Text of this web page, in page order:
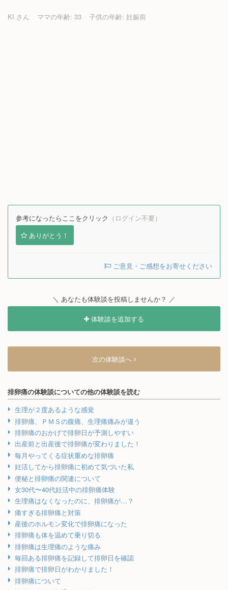
KI さん ママの年齢: 33 子供の年齢: 妊娠前
参考になったらここをクリック （ログイン不要）
ありがとう！
ご意見・ご感想をお寄せください
＼ あなたも体験談を投稿しませんか？ ／
体験談を追加する
次の体験談へ
排卵痛の体験談についての他の体験談を読む
生理が２度あるような感覚
排卵痛、ＰＭＳの腹痛、生理痛痛みが違う
排卵痛のおかげで排卵日が予測しやすい
出産前と出産後で排卵痛が変わりました！
毎月やってくる症状重めな排卵痛
妊活してから排卵痛に初めて気づいた私
便秘と排卵痛の関連について
女30代〜40代妊活中の排卵痛体験
生理痛はなくなったのに、排卵痛が…？
痛すぎる排卵痛と対策
産後のホルモン変化で排卵痛になった
排卵痛も体を温めて乗り切る
排卵痛は生理痛のような痛み
毎回ある排卵痛を記録して排卵日を確認
排卵痛で排卵日がわかりました！
排卵痛について